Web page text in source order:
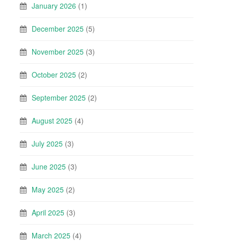
January 2026 (1)
December 2025 (5)
November 2025 (3)
October 2025 (2)
September 2025 (2)
August 2025 (4)
July 2025 (3)
June 2025 (3)
May 2025 (2)
April 2025 (3)
March 2025 (4)